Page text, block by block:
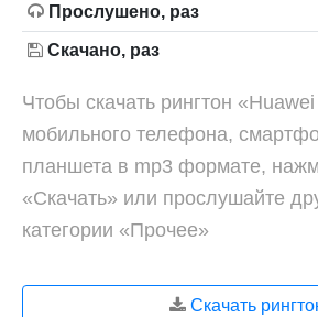
Прослушено, раз
Скачано, раз
Чтобы скачать рингтон
мобильного телефона,
планшета в mp3 формате,
«Скачать» или прослушайте
категории «Прочее»
Скачать